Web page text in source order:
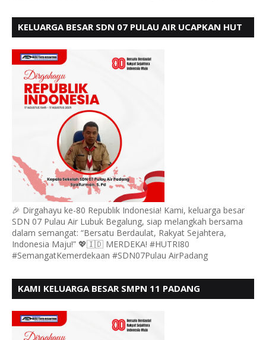
KELUARGA BESAR SDN 07 PULAU AIR UCAPKAN HUT
🎉 Dirgahayu ke-80 Republik Indonesia! Kami, keluarga besar
SDN 07 Pulau Air Lubuk Begalung, siap melangkah bersama
dalam semangat: “Bersatu Berdaulat, Rakyat Sejahtera,
Indonesia Maju!” 💖🇮🇩 MERDEKA! #HUTRI80
#SemangatKemerdekaan #SDN07Pulau AirPadang
KAMI KELUARGA BESAR SMPN 11 PADANG
BERDAULAT